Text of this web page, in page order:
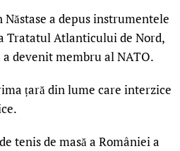
a depus instrumentele
Tratatul Atlanticului de Nord,
devenit membru al NATO.
țară din lume care interzice
tenis de masă a României a